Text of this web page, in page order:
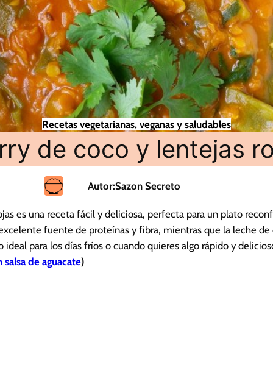
Recetas vegetarianas, veganas y saludables
de coco y lentejas
Autor:Sazon Secreto
es una receta fácil y deliciosa, perfecta para un plato
fuente de proteínas y fibra, mientras que la leche de
ideal para los días fríos o cuando quieres algo rápido y
de aguacate)